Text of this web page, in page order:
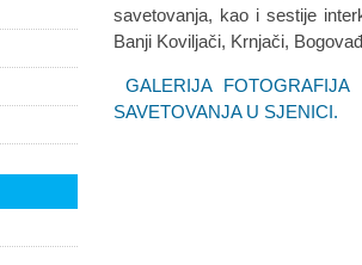
savetovanja, kao i sestije
Banji Koviljači, Krnjači,
GALERIJA
SAVETOVANJA U SJENICI.